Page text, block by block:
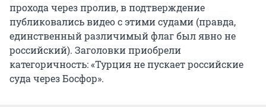
прохода через пролив, в подтверждение
публиковались видео с этими судами (правда,
единственный различимый флаг был явно не
российский). Заголовки приобрели
категоричность: «Турция не пускает российские
суда через Босфор».